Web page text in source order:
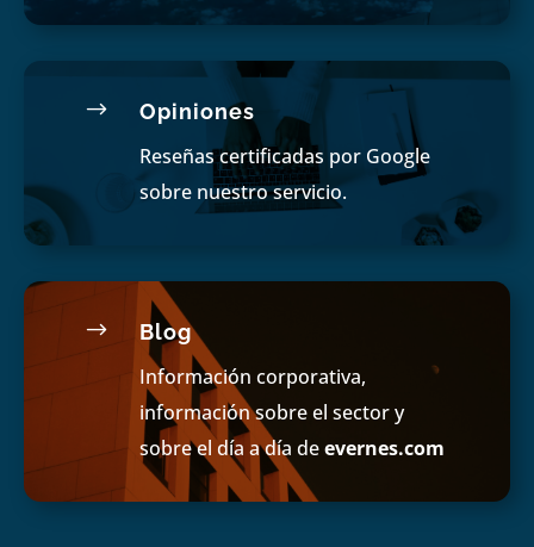
$ Opiniones
Reseñas certificadas por Google
sobre nuestro servicio.
$ Blog
Información corporativa,
información sobre el sector y
sobre el día a día deevernes.com